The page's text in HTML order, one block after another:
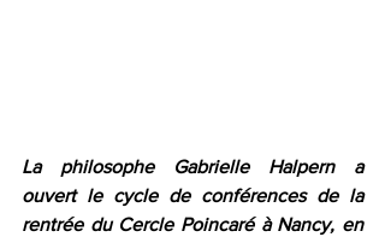
La philosophe Gabrielle Halpern a
ouvert le cycle de conférences de la
rentrée du Cercle Poincaré à Nancy, en